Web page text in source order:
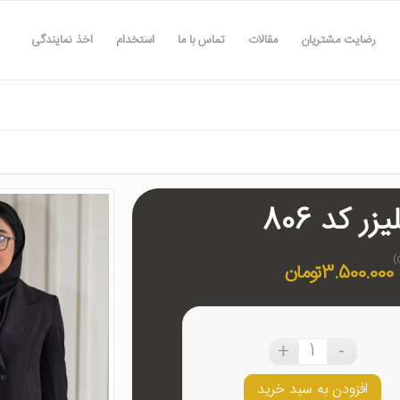
رضایت مشتریان مقالات تماس با ما استخدام اخذ نمایندگی
کد 806
3.500.000تومان
افزودن به سبد خرید